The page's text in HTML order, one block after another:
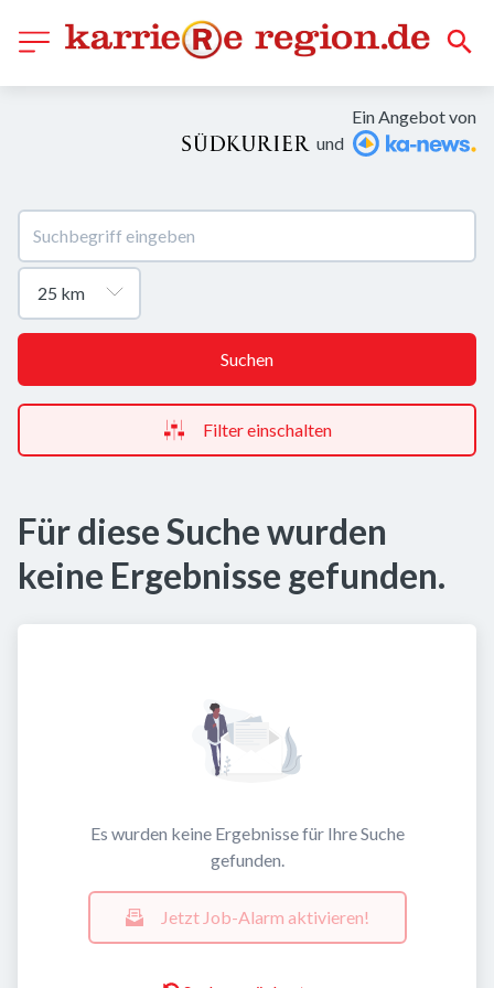
Ein Angebot von
und
Suchen
Filter einschalten
Für diese Suche wurden
keine Ergebnisse gefunden.
Es wurden keine Ergebnisse für Ihre Suche
gefunden.
Jetzt Job-Alarm aktivieren!